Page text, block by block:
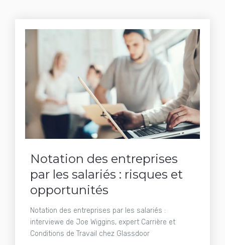
Notation des entreprises
par les salariés : risques et
opportunités
Notation des entreprises par les salariés :
interviewe de Joe Wiggins, expert Carrière et
Conditions de Travail chez Glassdoor